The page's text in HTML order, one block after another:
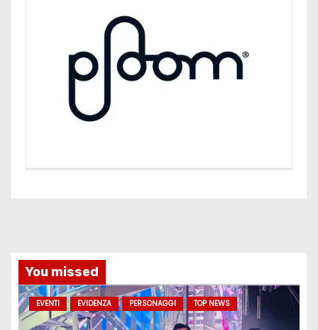
You missed
EVENTI EVIDENZA PERSONAGGI TOP NEWS